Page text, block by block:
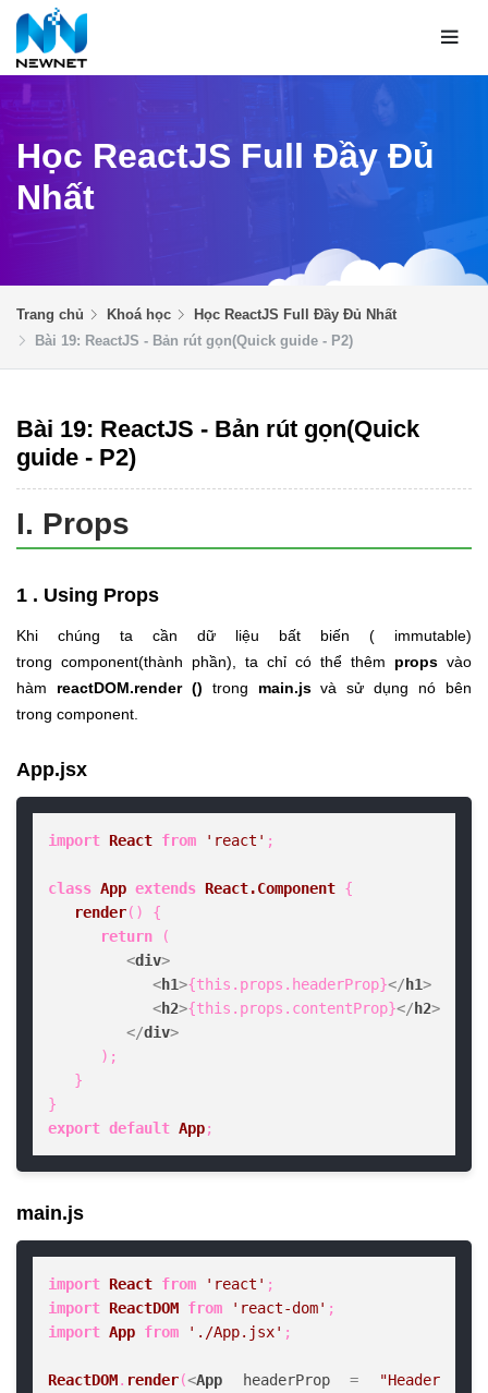
Học ReactJS Full Đầy Đủ
Nhất
Trang chủ Khoá học
Học ReactJS Full Đầy Đủ Nhất
Bài 19: ReactJS - Bản rút gọn(Quick guide - P2)
Bài 19: ReactJS - Bản rút gọn(Quick
guide - P2)
I. Props
1 . Using Props
Khi chúng ta cần dữ liệu bất biến ( immutable)
trong component(thành phần), ta chỉ có thể thêm props vào
hàm reactDOM.render () trong main.jsvà sử dụng nó bên
trong component
App.jsx
import React from 'react' ;
class App extends React.Component {
render( ) {
return (
<div>
<h1>{this.props.headerProp}</ h1>
<h2>{this.props.contentProp}</ h2>
</div>
export default App;
main.js
import React from 'react'
import ReactDOM from 'react-dom'
import App from './App.jsx' ;
ReactDOM. render(<App headerProp =
"Header